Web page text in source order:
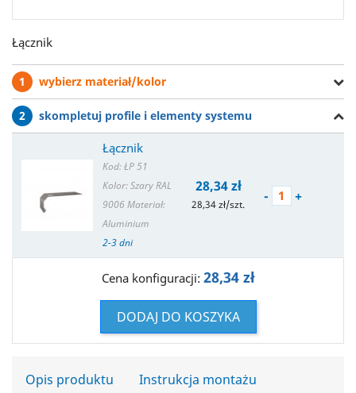
Łącznik
1 wybierz materiał/kolor
2 skompletuj profile i elementy systemu
Łącznik
Kod: ŁP 51
Kolor: Szary RAL
9006Materiał:
Aluminium
2-3 dni
28,34 zł
28,34 zł/szt.
- +
Cena konfiguracji: 28,34 zł
DODAJ DO KOSZYKA
Opis produktu Instrukcja montażu